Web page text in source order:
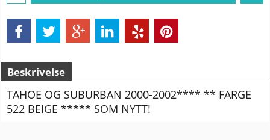
Beskrivelse
TAHOE OG SUBURBAN 2000-2002**** ** FARGE
522 BEIGE ***** SOM NYTT!